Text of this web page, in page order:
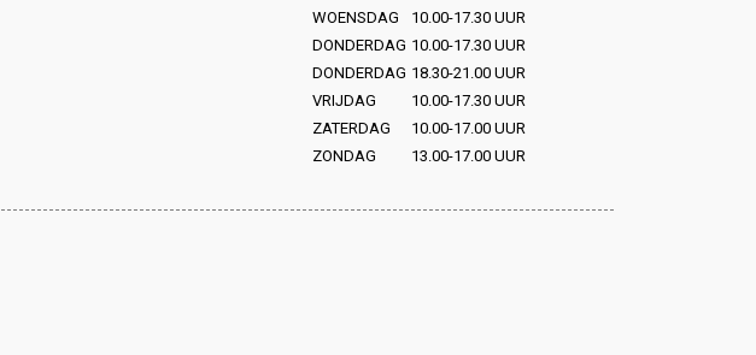
WOENSDAG
10.00-17.30 UUR
DONDERDAG 10.00-17.30 UUR
DONDERDAG 18.30-21.00 UUR
VRIJDAG
10.00-17.30 UUR
ZATERDAG
10.00-17.00 UUR
ZONDAG
13.00-17.00 UUR